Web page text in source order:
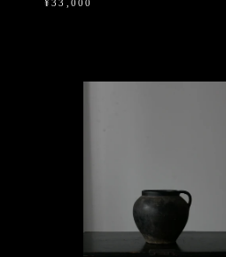
¥33,000